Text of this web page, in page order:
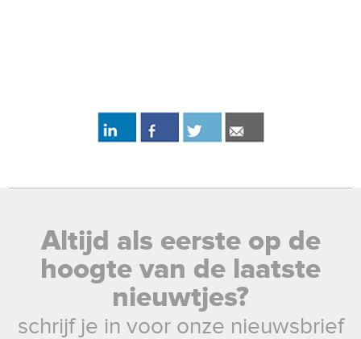
Altijd als eerste op de
hoogte van de laatste
nieuwtjes?
schrijf je in voor onze nieuwsbrief